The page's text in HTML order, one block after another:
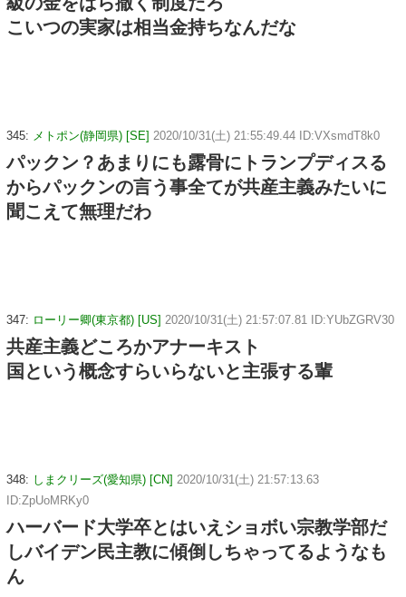
こいつの実家は相当金持ちなんだな
345: メトポン(静岡県) [SE] 2020/10/31(土) 21:55:49.44 ID:VXsmdT8k0
パックン？あまりにも露骨にトランプディスる
からパックンの言う事全てが共産主義みたいに
聞こえて無理だわ
347: ローリー卿(東京都) [US] 2020/10/31(土) 21:57:07.81 ID:YUbZGRV30
共産主義どころかアナーキスト
国という概念すらいらないと主張する輩
348: しまクリーズ(愛知県) [CN] 2020/10/31(土) 21:57:13.63
ID:ZpUoMRKy0
ハーバード大学卒とはいえショボい宗教学部だ
しバイデン民主教に傾倒しちゃってるようなも
ん